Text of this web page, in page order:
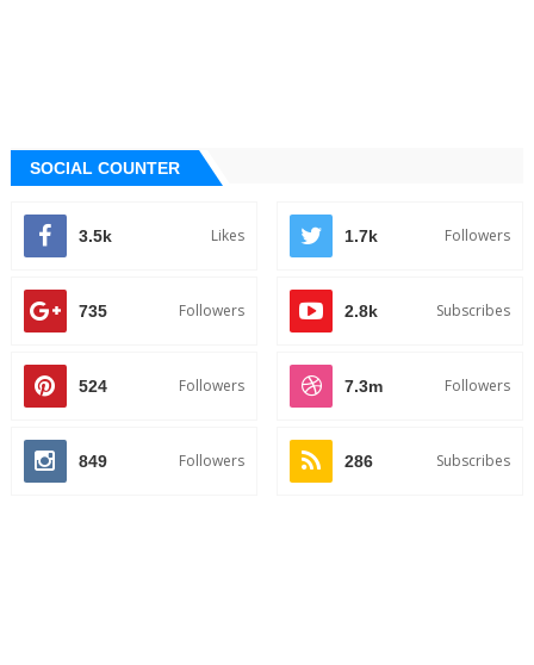
SOCIAL COUNTER
3.5k Likes 1.7k Followers
735 Followers 2.8k Subscribes
524 Followers 7.3m Followers
849 Followers 286 Subscribes